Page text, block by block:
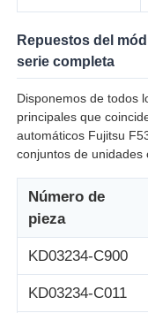
Glory NMD
Partes de
Piezas de cajero
Aceptador de
Sortador de
Repuestos del
serie completa
Disponemos de todos
principales que
automáticos Fujitsu
conjuntos de unidades
Número de
pieza
KD03234-C900
KD03234-C011